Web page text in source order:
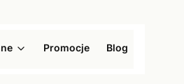
Promocje Blog